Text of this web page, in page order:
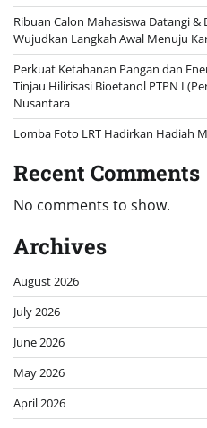
Ribuan Calon Mahasiswa Datangi &
Wujudkan Langkah Awal Menuju
Perkuat Ketahanan Pangan dan
Tinjau Hilirisasi Bioetanol PTPN I
Nusantara
Lomba Foto LRT Hadirkan Hadiah
Recent Comments
No comments to show.
Archives
August 2026
July 2026
June 2026
May 2026
April 2026